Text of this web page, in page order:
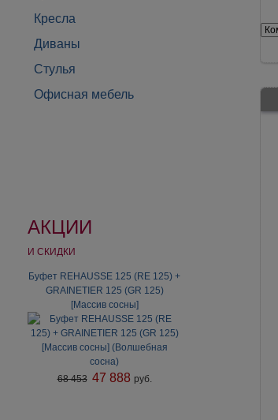
Кресла
Диваны
Стулья
Офисная мебель
АКЦИИ
И СКИДКИ
Вешалка с декором "Тюльпан"
Б5.7.60 Карамель/Беж (цена
только за вешалку)
Буфет REHAUSSE 125 (RE 125) +
GRAINETIER 125 (GR 125)
[Массив сосны]
68 453 47 888 руб.